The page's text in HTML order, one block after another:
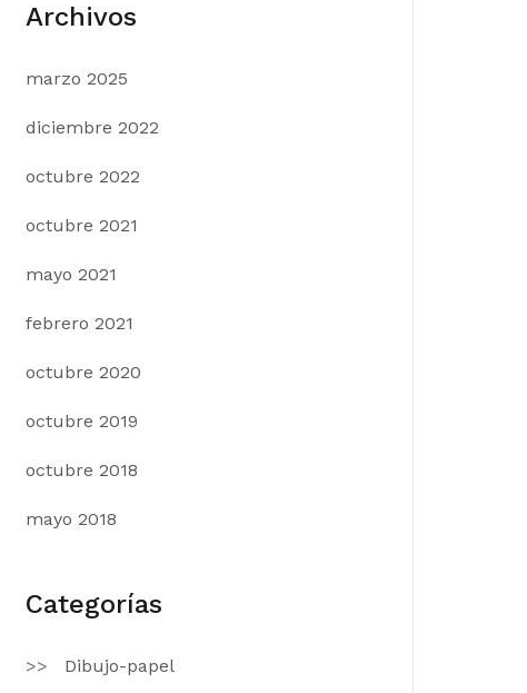
Archivos
marzo 2025
diciembre 2022
octubre 2022
octubre 2021
mayo 2021
febrero 2021
octubre 2020
octubre 2019
octubre 2018
mayo 2018
Categorías
Dibujo-papel